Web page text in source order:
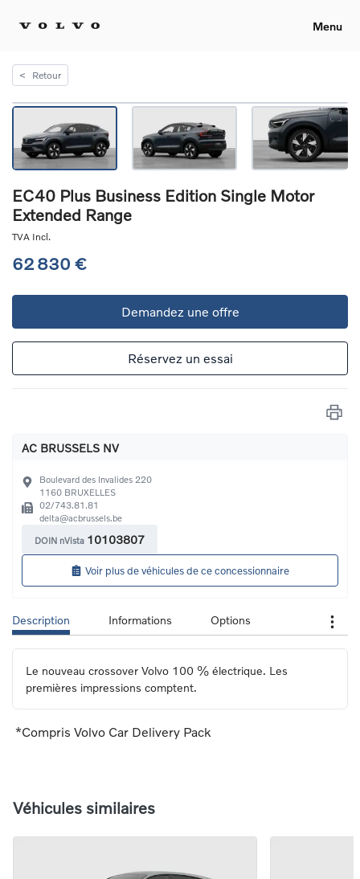
Menu
< Retour
EC40 Plus Business Edition Single Motor
Extended Range
TVA Incl.
62 830 €
Demandez une offre
Réservez un essai
AC BRUSSELS NV
Boulevard des Invalides 220
1160 BRUXELLES
02/743.81.81
delta@acbrussels.be
DOIN nVista 10103807
Voir plus de véhicules de ce concessionnaire
Description Informations Options
Le nouveau crossover Volvo 100 % électrique. Les
premières impressions comptent.
*Compris Volvo Car Delivery Pack
Véhicules similaires